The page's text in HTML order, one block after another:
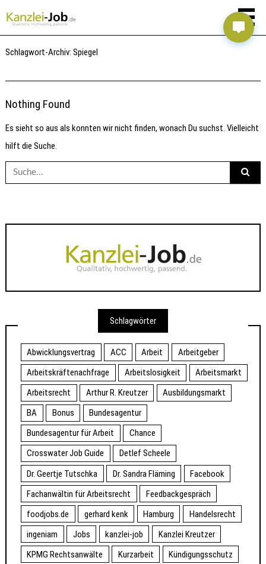
Schlagwort-Archiv:Spiegel
Nothing Found
Es sieht so aus als konnten wir nicht finden, wonach Du suchst. Vielleicht
hilft die Suche.
Suche
nach:
Schlagwörter
Abwicklungsvertrag ACC Arbeit
Arbeitgeber
Arbeitskräftenachfrage
Arbeitslosigkeit
Arbeitsmarkt
Arbeitsrecht
Arthur R. Kreutzer
Ausbildungsmarkt
BA
Bonus
Bundesagentur
Bundesagentur für Arbeit
Chance
Crosswater Job Guide
Detlef Scheele
Dr. Geertje Tutschka
Dr. Sandra Fläming
Facebook
Fachanwältin für Arbeitsrecht
Feedbackgespräch
foodjobs.de
gerhard kenk Hamburg
Handelsrecht
ingeniam
Jobs kanzlei-job
Kanzlei Kreutzer
KPMG Rechtsanwälte
Kurzarbeit
Kündigungsschutz